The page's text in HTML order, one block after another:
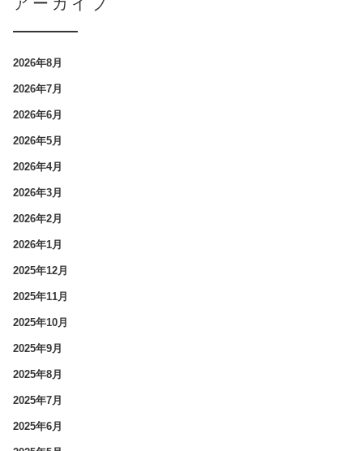
2026年8月
2026年7月
2026年6月
2026年5月
2026年4月
2026年3月
2026年2月
2026年1月
2025年12月
2025年11月
2025年10月
2025年9月
2025年8月
2025年7月
2025年6月